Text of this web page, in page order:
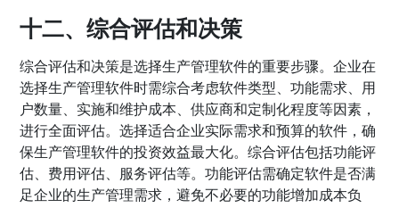
十二、综合评估和决策
综合评估和决策是选择生产管理软件的重要步骤。企业在
选择生产管理软件时需综合考虑软件类型、功能需求、用
户数量、实施和维护成本、供应商和定制化程度等因素，
进行全面评估。选择适合企业实际需求和预算的软件，确
保生产管理软件的投资效益最大化。综合评估包括功能评
估、费用评估、服务评估等。功能评估需确定软件是否满
足企业的生产管理需求，避免不必要的功能增加成本负